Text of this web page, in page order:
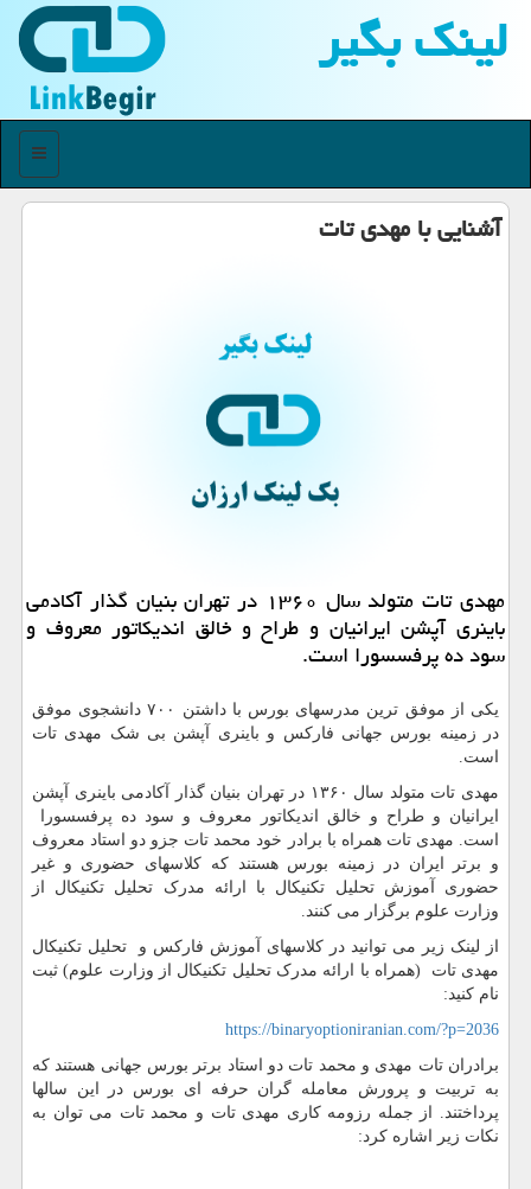
لینك بگیر
منو
آشنایی با مهدی تات
مهدی تات متولد سال ۱۳۶۰ در تهران بنیان گذار آكادمی
باینری آپشن ایرانیان و طراح و خالق اندیكاتور معروف و
سود ده پرفسسورا است.
یکی از موفق ترین مدرسهای بورس با داشتن ۷۰۰ دانشجوی موفق
در زمینه بورس جهانی فارکس و باینری آپشن بی شک مهدی تات
است.
مهدی تات متولد سال ۱۳۶۰ در تهران بنیان گذار آکادمی باینری آپشن
ایرانیان و طراح و خالق اندیکاتور معروف و سود ده پرفسسورا
است. مهدی تات همراه با برادر خود محمد تات جزو دو استاد معروف
و برتر ایران در زمینه بورس هستند که کلاسهای حضوری و غیر
حضوری آموزش تحلیل تکنیکال با ارائه مدرک تحلیل تکنیکال از
وزارت علوم برگزار می کنند.
از لینک زیر می توانید در کلاسهای آموزش فارکس و تحلیل تکنیکال
مهدی تات (همراه با ارائه مدرک تحلیل تکنیکال از وزارت علوم) ثبت
نام کنید:
https://binaryoptioniranian.com/?p=2036
برادران تات مهدی و محمد تات دو استاد برتر بورس جهانی هستند که
به تربیت و پرورش معامله گران حرفه ای بورس در این سالها
پرداختند. از جمله رزومه کاری مهدی تات و محمد تات می توان به
نکات زیر اشاره کرد: